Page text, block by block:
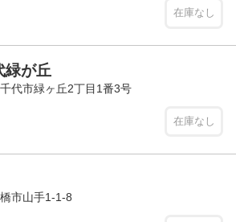
在庫なし
緑が丘
代市緑ヶ丘2丁目1番3号
在庫なし
市山手1-1-8